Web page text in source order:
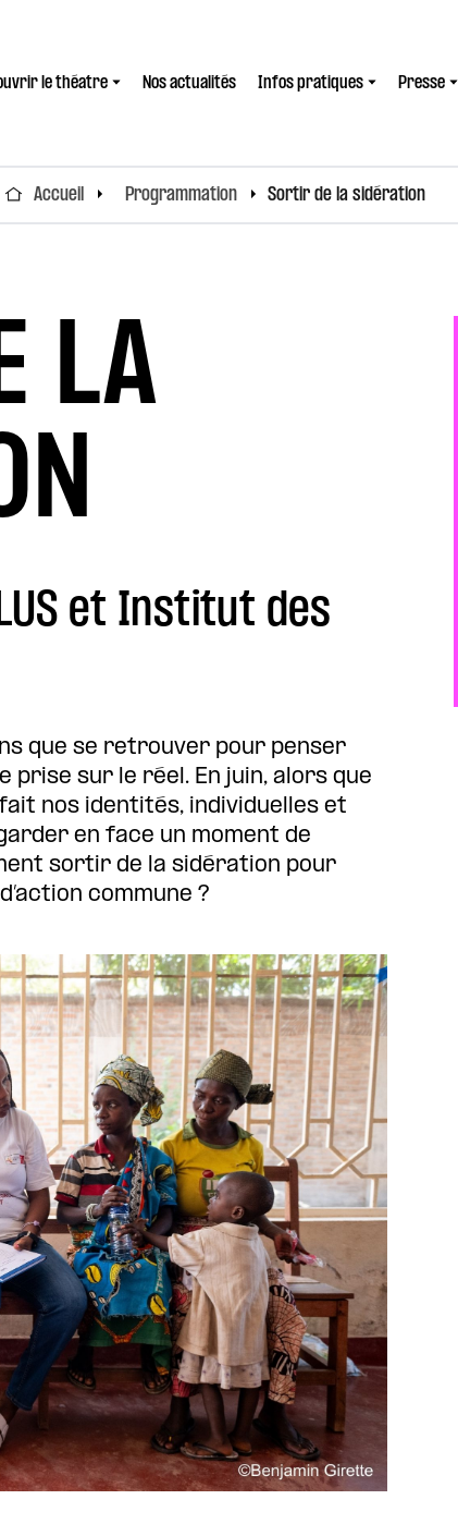
le théatre Nos actualités Infos pratiques Presse
Accueil Programmation Sortir de la sidération
LA
et Institut des
que se retrouver pour penser
sur le réel. En juin, alors que
nos identités, individuelles et
en face un moment de
sortir de la sidération pour
commune ?